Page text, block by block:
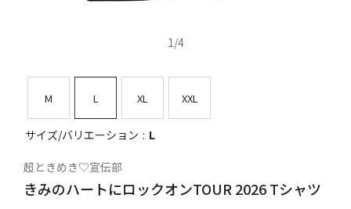
1/4
M L XL XXL
サイズ/バリエーション L
超ときめき♡宣伝部
きみのハートにロックオンTOUR 2026 Tシャツ